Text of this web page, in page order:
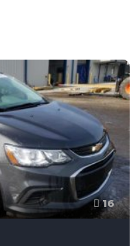
16